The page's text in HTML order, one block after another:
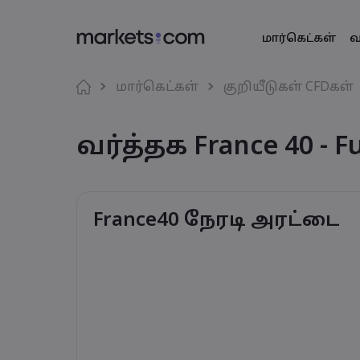
மார்கெட்கள்
பத்திரங்கள்
வர்த்தகத்
செயலிஉலகளாவிய
மொழி
English (Global) English (EU)
Deutsch
German
Español
Traditional Chinese Simplified Chinese
Bahasa Indonesia 한국어
மார்கெட்கள் குறியீடுகள் CFDகள்
வர்த்தக France 40 -
France40 நேரடி அரட்டை